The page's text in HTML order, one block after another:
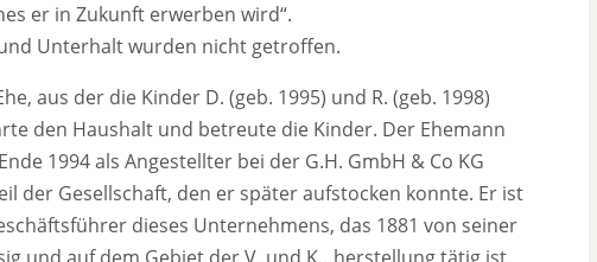
er in Zukunft erwerben wird“.
Unterhalt wurden nicht getroffen.
aus der die Kinder D. (geb. 1995) und R. (geb. 1998)
den Haushalt und betreute die Kinder. Der Ehemann
1994 als Angestellter bei der G.H. GmbH & Co KG
der Gesellschaft, den er später aufstocken konnte. Er ist
dieses Unternehmens, das 1881 von seiner